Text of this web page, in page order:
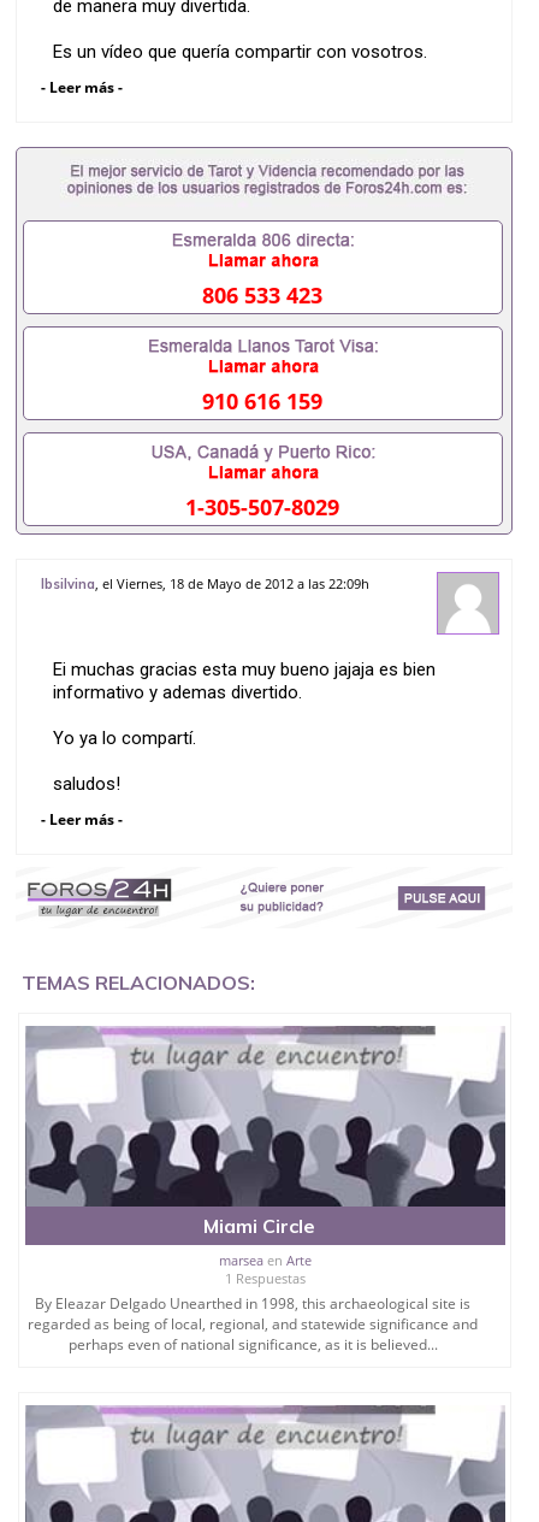
de manera muy divertida.
Es un vídeo que quería compartir con vosotros.
Lo he traducido al francés y al inglés (subtítulos).
Si podriáis ayudarme compartiendola con vuestros
amigos me ayudaría muchísimo.
cash - YouTube
Un saludo.
- Leer más -
806 533 423
910 616 159
1-305-507-8029
lbsilvina, el Viernes, 18 de Mayo de 2012 a las 22:09h
Ei muchas gracias esta muy bueno jajaja es bien
informativo y ademas divertido.
Yo ya lo compartí.
saludos!
- Leer más -
TEMAS RELACIONADOS:
Miami Circle
marseaen Arte
1 Respuestas
By Eleazar Delgado Unearthed in 1998, this archaeological site is
regarded as being of local, regional, and statewide significance and
perhaps even of national significance, as it is believed...